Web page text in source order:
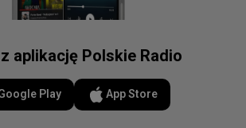
aplikację Polskie Radio
Play App Store